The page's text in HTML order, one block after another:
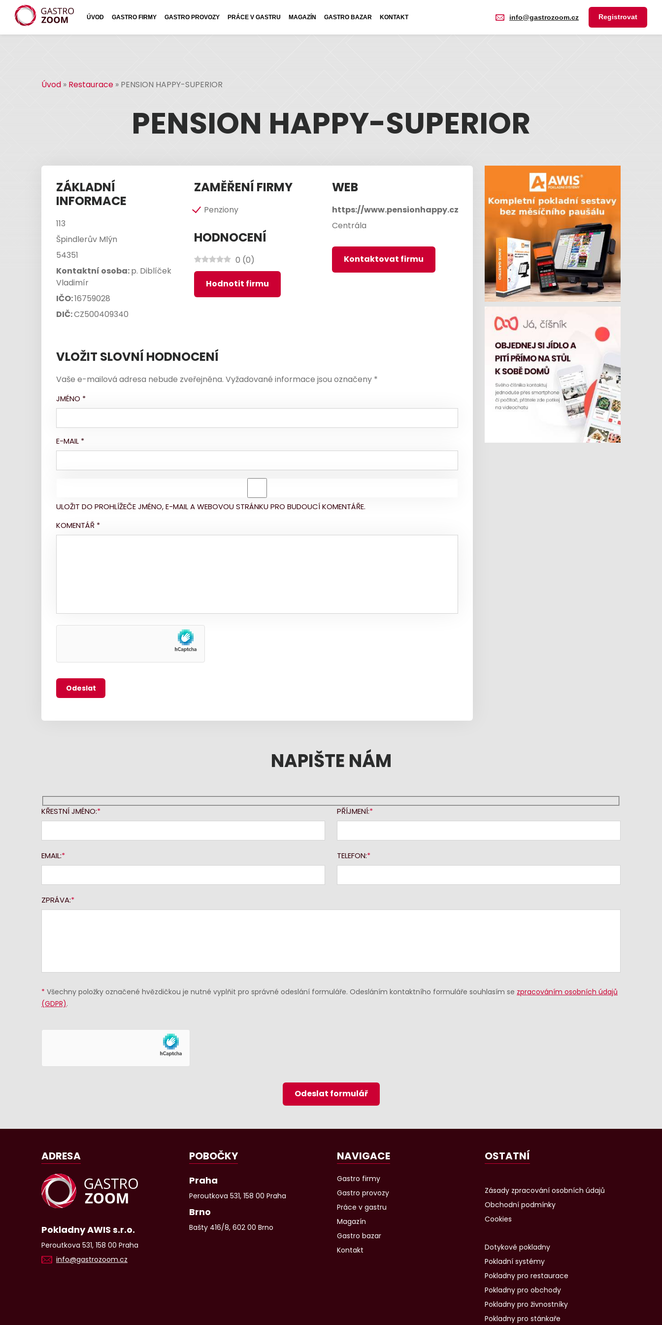
ÚVOD GASTRO FIRMY GASTRO PROVOZY PRÁCE V GASTRU MAGAZÍN GASTRO BAZAR KONTAKT info@gastrozoom.cz Registrovat
Úvod » Restaurace » PENSION HAPPY-SUPERIOR
PENSION HAPPY-SUPERIOR
ZÁKLADNÍ
INFORMACE
113
Špindlerův Mlýn
54351
Kontaktní osoba:p. Diblíček
Vladimír
IČO:16759028
DIČ:CZ500409340
ZAMĚŘENÍ FIRMY
Penziony
HODNOCENÍ
0 (0)
Hodnotit firmu
WEB
https://www.pensionhappy.cz
Centrála
Kontaktovat firmu
VLOŽIT SLOVNÍ HODNOCENÍ
Vaše e-mailová adresa nebude zveřejněna. Vyžadované informace jsou označeny *
JMÉNO *
E-MAIL *
ULOŽIT DO PROHLÍŽEČE JMÉNO, E-MAIL A WEBOVOU STRÁNKU PRO BUDOUCÍ KOMENTÁŘE.
KOMENTÁŘ *
NAPIŠTE NÁM
KŘESTNÍ JMÉNO: PŘÍJMENÍ:
EMAIL: TELEFON:
ZPRÁVA:
* Všechny položky označené hvězdičkou je nutné vyplňit pro správné odeslání formuláře. Odesláním kontaktního formuláře souhlasím se zpracováním osobních údajů
(GDPR).
Odeslat formulář
ADRESA
Pokladny AWIS s.r.o.
Peroutkova 531, 158 00 Praha
info@gastrozoom.cz
POBOČKY
Praha
Peroutkova 531, 158 00 Praha
Brno
Bašty 416/8, 602 00 Brno
NAVIGACE
Gastro firmy
Gastro provozy
Práce v gastru
Magazín
Gastro bazar
Kontakt
OSTATNÍ
Zásady zpracování osobních údajů
Obchodní podmínky
Cookies
Dotykové pokladny
Pokladní systémy
Pokladny pro restaurace
Pokladny pro obchody
Pokladny pro živnostníky
Pokladny pro stánkaře